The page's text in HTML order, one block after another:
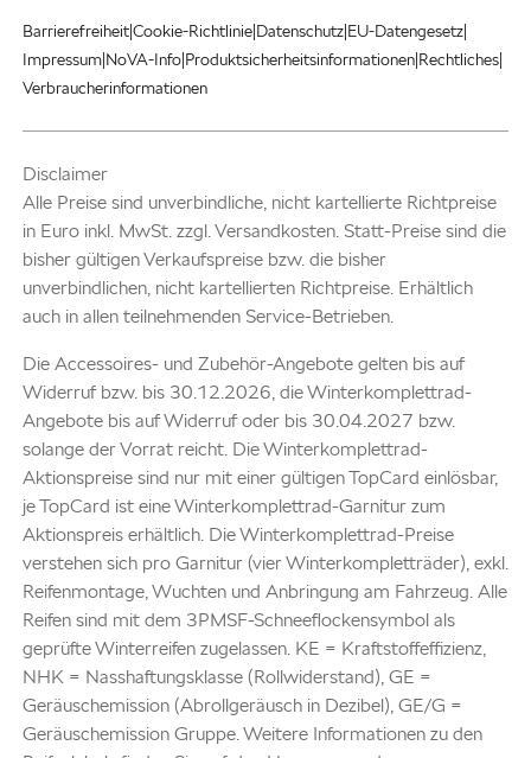
Barrierefreiheit|Cookie-Richtlinie|Datenschutz|EU-Datengesetz|
Impressum|NoVA-Info|Produktsicherheitsinformationen|Rechtliches|
Verbraucherinformationen
Disclaimer
Alle Preise sind unverbindliche, nicht kartellierte Richtpreise
in Euro inkl. MwSt. zzgl. Versandkosten. Statt-Preise sind die
bisher gültigen Verkaufspreise bzw. die bisher
unverbindlichen, nicht kartellierten Richtpreise. Erhältlich
auch in allen teilnehmenden Service-Betrieben.
Die Accessoires- und Zubehör-Angebote gelten bis auf
Widerruf bzw. bis 30.12.2026, die Winterkomplettrad-
Angebote bis auf Widerruf oder bis 30.04.2027 bzw.
solange der Vorrat reicht. Die Winterkomplettrad-
Aktionspreise sind nur mit einer gültigen TopCard einlösbar,
je TopCard ist eine Winterkomplettrad-Garnitur zum
Aktionspreis erhältlich. Die Winterkomplettrad-Preise
verstehen sich pro Garnitur (vier Winterkompletträder), exkl.
Reifenmontage, Wuchten und Anbringung am Fahrzeug. Alle
Reifen sind mit dem 3PMSF-Schneeflockensymbol als
geprüfte Winterreifen zugelassen. KE = Kraftstoffeffizienz,
NHK = Nasshaftungsklasse (Rollwiderstand), GE =
Geräuschemission (Abrollgeräusch in Dezibel), GE/G =
Geräuschemission Gruppe. Weitere Informationen zu den